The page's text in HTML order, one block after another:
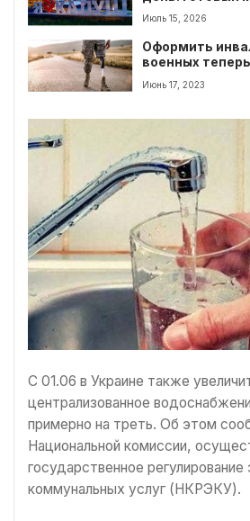
Июль 15, 2026
Оформить
военных
условия и
Июнь 17, 2023
С 01.06 в Украине также
централизованное
примерно на треть. Об этом
Национальной комиссии,
государственное регулирование
коммунальных услуг (НКРЭКУ).